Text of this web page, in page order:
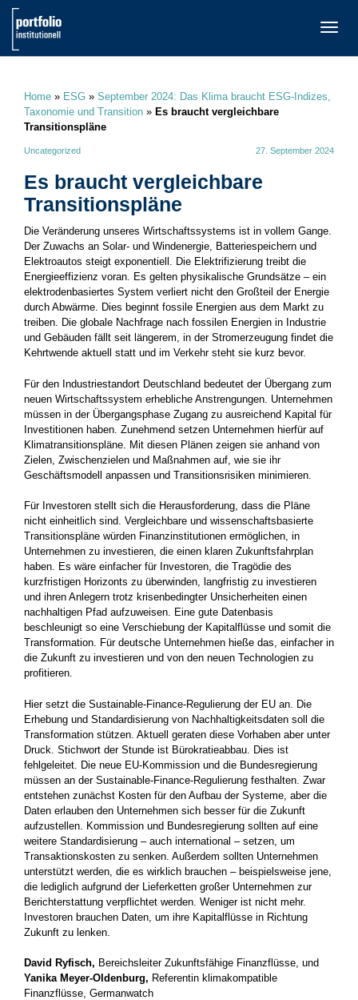
Home » ESG » September 2024: Das Klima braucht ESG-Indizes,
Taxonomie und Transition » Es braucht vergleichbare
Transitionspläne
Uncategorized 27. September 2024
Es braucht vergleichbare
Transitionspläne
Die Veränderung unseres Wirtschaftssystems ist in vollem Gange.
Der Zuwachs an Solar- und Windenergie, Batteriespeichern und
Elektroautos steigt exponentiell. Die Elektrifizierung treibt die
Energieeffizienz voran. Es gelten physikalische Grundsätze – ein
elektrodenbasiertes System verliert nicht den Großteil der Energie
durch Abwärme. Dies beginnt fossile Energien aus dem Markt zu
treiben. Die globale Nachfrage nach fossilen Energien in Industrie
und Gebäuden fällt seit längerem, in der Stromerzeugung findet die
Kehrtwende aktuell statt und im Verkehr steht sie kurz bevor.
Für den Industriestandort Deutschland bedeutet der Übergang zum
neuen Wirtschaftssystem erhebliche Anstrengungen. Unternehmen
müssen in der Übergangsphase Zugang zu ausreichend Kapital für
Investitionen haben. Zunehmend setzen Unternehmen hierfür auf
Klimatransitionspläne. Mit diesen Plänen zeigen sie anhand von
Zielen, Zwischenzielen und Maßnahmen auf, wie sie ihr
Geschäftsmodell anpassen und Transitionsrisiken minimieren.
Für Investoren stellt sich die Herausforderung, dass die Pläne
nicht einheitlich sind. Vergleichbare und wissenschaftsbasierte
Transitionspläne würden Finanzinstitutionen ermöglichen, in
Unternehmen zu investieren, die einen klaren Zukunftsfahrplan
haben. Es wäre einfacher für Investoren, die Tragödie des
kurzfristigen Horizonts zu überwinden, langfristig zu investieren
und ihren Anlegern trotz krisenbedingter Unsicherheiten einen
nachhaltigen Pfad aufzuweisen. Eine gute Datenbasis
beschleunigt so eine Verschiebung der Kapitalflüsse und somit die
Transformation. Für deutsche Unternehmen hieße das, einfacher in
die Zukunft zu investieren und von den neuen Technologien zu
profitieren.
Hier setzt die Sustainable-Finance-Regulierung der EU an. Die
Erhebung und Standardisierung von Nachhaltigkeitsdaten soll die
Transformation stützen. Aktuell geraten diese Vorhaben aber unter
Druck. Stichwort der Stunde ist Bürokratieabbau. Dies ist
fehlgeleitet. Die neue EU-Kommission und die Bundesregierung
müssen an der Sustainable-Finance-Regulierung festhalten. Zwar
entstehen zunächst Kosten für den Aufbau der Systeme, aber die
Daten erlauben den Unternehmen sich besser für die Zukunft
aufzustellen. Kommission und Bundesregierung sollten auf eine
weitere Standardisierung – auch international – setzen, um
Transaktionskosten zu senken. Außerdem sollten Unternehmen
unterstützt werden, die es wirklich brauchen – beispielsweise jene,
die lediglich aufgrund der Lieferketten großer Unternehmen zur
Berichterstattung verpflichtet werden. Weniger ist nicht mehr.
Investoren brauchen Daten, um ihre Kapitalflüsse in Richtung
Zukunft zu lenken.
David Ryfisch, Bereichsleiter Zukunftsfähige Finanzflüsse, und
Yanika Meyer-Oldenburg, Referentin klimakompatible
Finanzflüsse, Germanwatch